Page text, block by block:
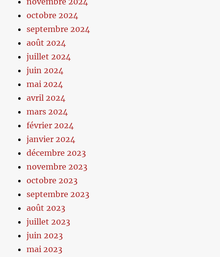
octobre 2024
septembre 2024
août 2024
juillet 2024
juin 2024
mai 2024
avril 2024
mars 2024
février 2024
janvier 2024
décembre 2023
novembre 2023
octobre 2023
septembre 2023
août 2023
juillet 2023
juin 2023
mai 2023